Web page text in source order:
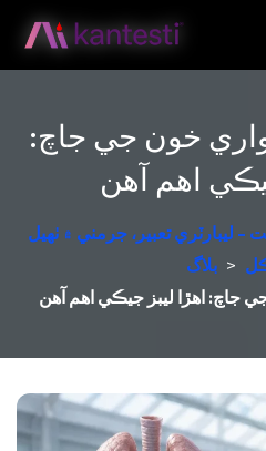
واري خون جي جاچ:
اهم آھن
- ليبارٽري تعبير، جرمني ۾ ٺهيل
بلاگ >
جاچ: اھڙا ليبز جيڪي اهم آھن